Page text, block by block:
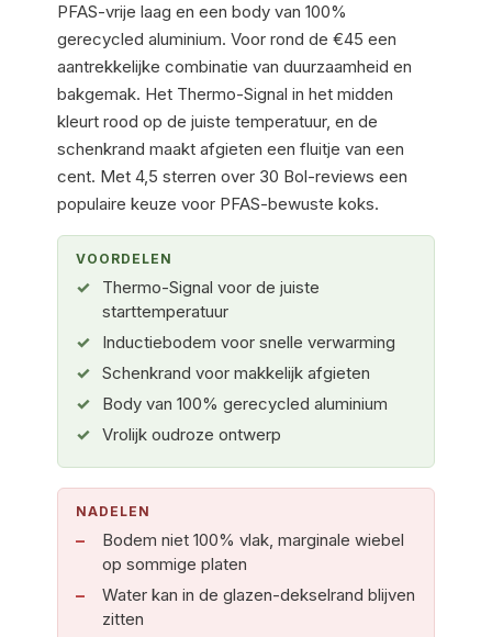
PFAS-vrije laag en een body van 100%
gerecycled aluminium. Voor rond de €45 een
aantrekkelijke combinatie van duurzaamheid en
bakgemak. Het Thermo-Signal in het midden
kleurt rood op de juiste temperatuur, en de
schenkrand maakt afgieten een fluitje van een
cent. Met 4,5 sterren over 30 Bol-reviews een
populaire keuze voor PFAS-bewuste koks.
VOORDELEN
Thermo-Signal voor de juiste
starttemperatuur
Inductiebodem voor snelle verwarming
Schenkrand voor makkelijk afgieten
Body van 100% gerecycled aluminium
Vrolijk oudroze ontwerp
NADELEN
Bodem niet 100% vlak, marginale wiebel
op sommige platen
Water kan in de glazen-dekselrand blijven
zitten